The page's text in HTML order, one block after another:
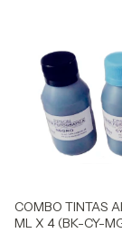
COMBO TINTAS
ML X 4 (BK-CY-